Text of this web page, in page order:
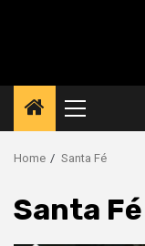
Primary
Menu
Home Santa Fé
Santa Fé